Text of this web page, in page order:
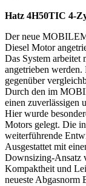
Hatz 4H50TIC 4-
Der neue
Diesel Motor
Das System
angetrieben
gegenüber
Durch den im
einen zuverlässigen
Hier wurde
Motors gelegt. Die
weiterführende
Ausgestattet mit
Downsizing-Ansatz
Kompaktheit und
neueste Abgasnorm